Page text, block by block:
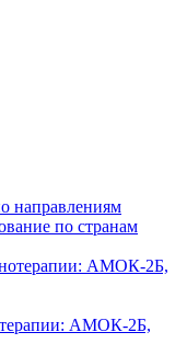
направлениям
по странам
АМОК-2Б,